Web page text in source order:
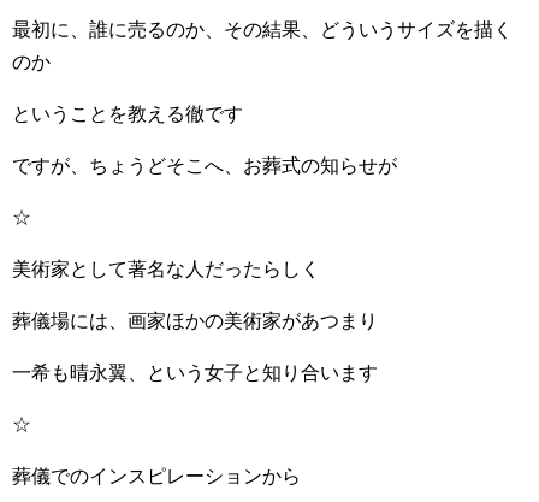
最初に、誰に売るのか、その結果、どういうサイズを描く
のか
ということを教える徹です
ですが、ちょうどそこへ、お葬式の知らせが
☆
美術家として著名な人だったらしく
葬儀場には、画家ほかの美術家があつまり
一希も晴永翼、という女子と知り合います
☆
葬儀でのインスピレーションから